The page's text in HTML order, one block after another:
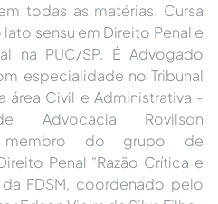
todas as matérias. Cursa
sensu em Direito Penal e
na PUC/SP. É Advogado
especialidade no Tribunal
área Civil e Administrativa -
Advocacia Rovilson
membro do grupo de
Penal "Razão Crítica e
da FDSM, coordenado pelo